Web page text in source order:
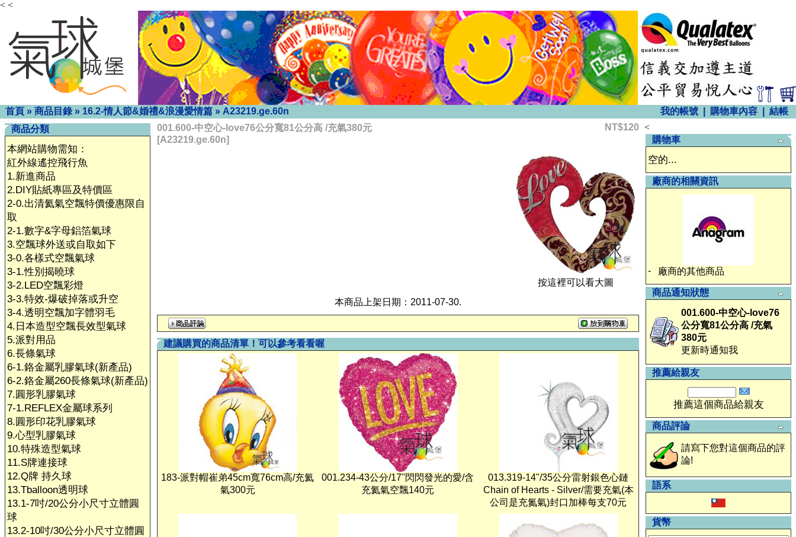
< <
首頁 » 商品目錄 » 16.2-情人節&婚禮&浪漫愛情篇 » A23219.ge.60n 我的帳號 購物車內容
結帳
商品分類
本網站購物需知：
紅外線遙控飛行魚
1.新進商品
2.DIY貼紙專區及特價區
2-0.出清氦氣空飄特價優惠限自
取
2-1.數字&字母鋁箔氣球
3.空飄球外送或自取如下
3-0.各樣式空飄氣球
3-1.性別揭曉球
3-2.LED空飄彩燈
3-3.特效-爆破掉落或升空
3-4.透明空飄加字體羽毛
4.日本造型空飄長效型氣球
5.派對用品
6.長條氣球
6-1.鉻金屬乳膠氣球(新產品)
6-2.鉻金屬260長條氣球(新產品)
7.圓形乳膠氣球
7-1.REFLEX金屬球系列
8.圓形印花乳膠氣球
9.心型乳膠氣球
10.特殊造型氣球
11.S牌連接球
12.Q牌 持久球
13.Tballoon透明球
13.1-7吋/20公分小尺寸立體圓
球
13.2-10吋/30公分小尺寸立體圓
001.600-中空心-love76公分寬81公分高 /充氣380元
[A23219.ge.60n]
NT$120
按這裡可以看大圖
本商品上架日期：2011-07-30.
建議購買的商品清單！可以參考看看喔
183-派對帽崔弟45cm寬76cm高/充氦
氣300元
001.234-43公分/17"閃閃發光的愛/含
充氦氣空飄140元
013.319-14"/35公分雷射銀色心鏈
Chain of Hearts - Silver/需要充氣(本
公司是充氮氣)封口加棒每支70元
<
購物車
空的...
廠商的相關資訊
- 廠商的其他商品
商品通知狀態
001.600-中空心-love76
公分寬81公分高 /充氣
380元
更新時通知我
推薦給親友
推薦這個商品給親友
商品評論
請寫下您對這個商品的評
論!
語系
貨幣